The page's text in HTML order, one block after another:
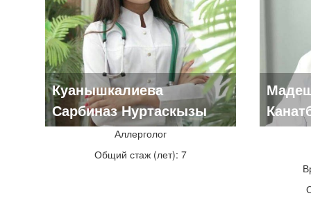
Куанышкалиева
Сарбиназ Нуртаскызы
Аллерголог
Общий стаж (лет): 7